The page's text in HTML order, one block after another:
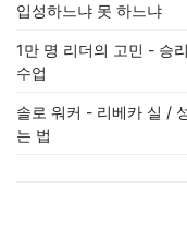
입성하느냐 못 하느냐
1만 명 리더의 고민 - 승
수업
솔로 워커 - 리베카 실 /
는 법